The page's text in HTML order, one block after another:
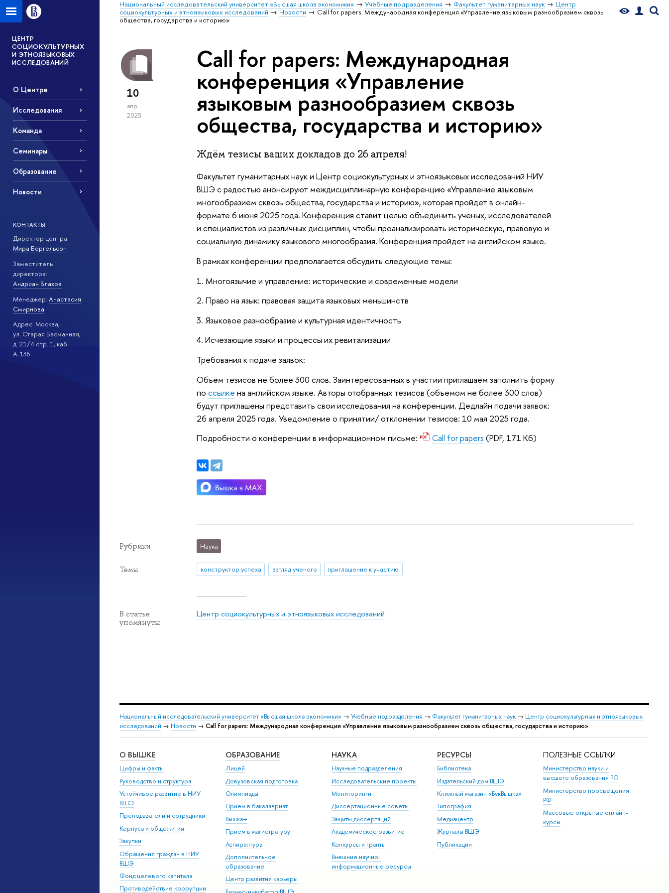
Национальный исследовательский университет «Высшая школа экономики» Учебные подразделения Факультет гуманитарных наук
Центр
социокультурных и этноязыковых исследований
Новости
Call for papers: Международная конференция «Управление языковым разнообразием сквозь
общества, государства и историю»
ЦЕНТР
СОЦИОКУЛЬТУРНЫХ
И ЭТНОЯЗЫКОВЫХ
ИССЛЕДОВАНИЙ
О Центре
Исследования
Команда
Семинары
Образование
Новости
КОНТАКТЫ
Директор центра:
Мира Бергельсон
Заместитель
директора:
Андриан Влахов
Менеджер: Анастасия
Смирнова
Адрес: Москва,
ул. Старая Басманная,
д. 21/4 стр. 1, каб.
А-136
10
апр
2025
Call for papers: Международная
конференция «Управление
языковым разнообразием сквозь
общества, государства и историю»
Ждём тезисы ваших докладов до 26 апреля!
Факультет гуманитарных наук и Центр социокультурных и этноязыковых исследований НИУ
ВШЭ с радостью анонсируют междисциплинарную конференцию «Управление языковым
многообразием сквозь общества, государства и историю», которая пройдет в онлайн-
формате 6 июня 2025 года. Конференция ставит целью объединить ученых, исследователей
и специалистов из различных дисциплин, чтобы проанализировать историческую, правовую и
социальную динамику языкового многообразия. Конференция пройдет на английском языке.
В рамках конференции предполагается обсудить следующие темы:
1. Многоязычие и управление: исторические и современные модели
2. Право на язык: правовая защита языковых меньшинств
3. Языковое разнообразие и культурная идентичность
4. Исчезающие языки и процессы их ревитализации
Требования к подаче заявок:
Объём тезисов не более 300 слов. Заинтересованных в участии приглашаем заполнить форму
поссылке на английском языке. Авторы отобранных тезисов (объемом не более 300 слов)
будут приглашены представить свои исследования на конференции. Дедлайн подачи заявок:
26 апреля 2025 года. Уведомление о принятии/ отклонении тезисов: 10 мая 2025 года.
Подробности о конференции в информационном письме:
Call for papers (PDF, 171 Кб)
Рубрики Наука
Темы конструктор успеха взгляд ученого приглашение к участию
В статье
упомянуты
Центр социокультурных и этноязыковых исследований
Национальный исследовательский университет «Высшая школа экономики» → Учебные подразделения → Факультет гуманитарных наук → Центр социокультурных и этноязыковых
исследований → Новости → Call for papers: Международная конференция «Управление языковым разнообразием сквозь общества, государства и историю»
О ВЫШКЕ
Цифры и факты
Руководство и структура
Устойчивое развитие в НИУ
ВШЭ
Преподаватели и сотрудники
Корпуса и общежития
Закупки
Обращения граждан в НИУ
ВШЭ
Фонд целевого капитала
Противодействие коррупции
ОБРАЗОВАНИЕ
Лицей
Довузовская подготовка
Олимпиады
Прием в бакалавриат
Вышка+
Прием в магистратуру
Аспирантура
Дополнительное
образование
Центр развития карьеры
НАУКА
Научные подразделения
Исследовательские проекты
Мониторинги
Диссертационные советы
Защиты диссертаций
Академическое развитие
Конкурсы и гранты
Внешние научно-
информационные ресурсы
РЕСУРСЫ
Библиотека
Издательский дом ВШЭ
Книжный магазин «БукВышка»
Типография
Медиацентр
Журналы ВШЭ
Публикации
ПОЛЕЗНЫЕ ССЫЛКИ
Министерство науки и
высшего образования РФ
Министерство просвещения
РФ
Массовые открытые онлайн-
курсы